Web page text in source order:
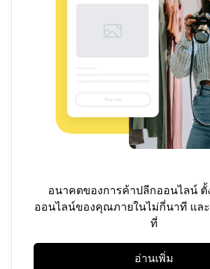
อนาคตของการค้าปลีกออนไลน์ ตั้
ออนไลน์ของคุณภายในไม่กี่นาที และ
ที่
อ่านเพิ่ม